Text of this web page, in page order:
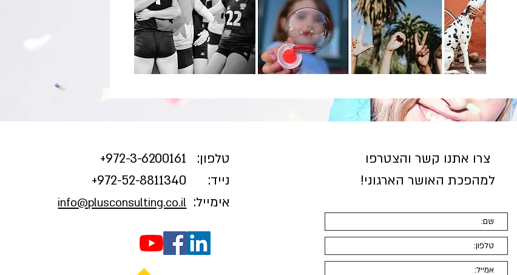
טלפון: 972-3-6200161+
נייד: 972-52-8811340+
אימייל: info@plusconsulting.co.il
צרו אתנו קשר והצטרפו
למהפכת האושר הארגוני!